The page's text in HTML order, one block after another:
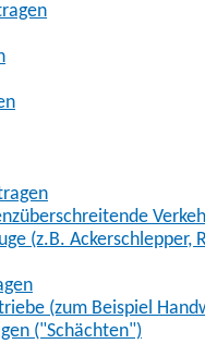
Ackerschlepper,
(zum Beispiel
("Schächten")